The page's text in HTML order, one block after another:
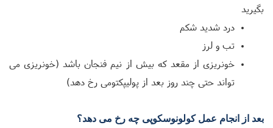
بگیرید
درد شدید شکم
تب و لرز
خونریزی از مقعد که بیش از نیم فنجان باشد (خونریزی می
تواند حتی چند روز بعد از پولیپکتومی رخ دهد)
بعد از انجام عمل کولونوسکوپی چه رخ می دهد؟